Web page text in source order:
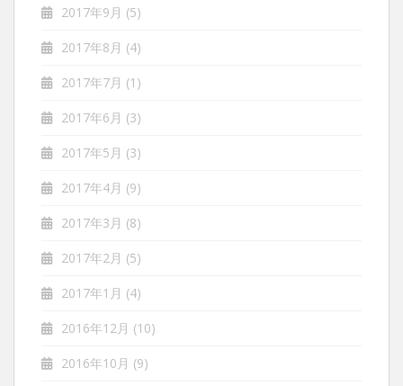
2017年9月 (5)
2017年8月 (4)
2017年7月 (1)
2017年6月 (3)
2017年5月 (3)
2017年4月 (9)
2017年3月 (8)
2017年2月 (5)
2017年1月 (4)
2016年12月 (10)
2016年10月 (9)